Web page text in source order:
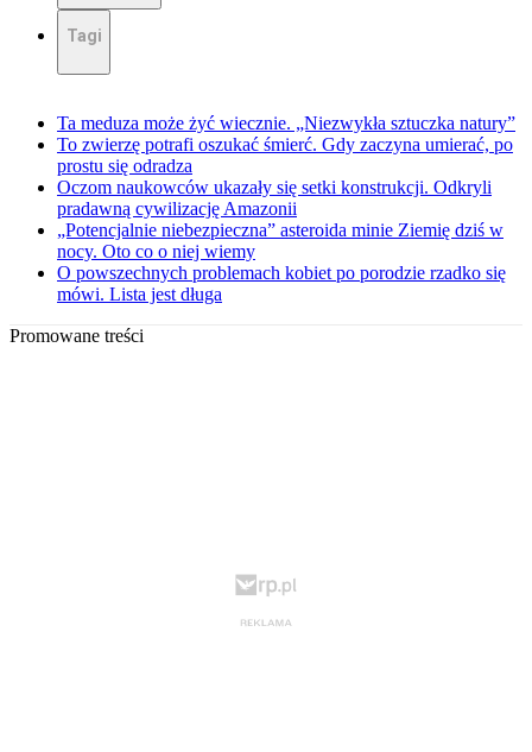
Tagi
Ta meduza może żyć wiecznie. „Niezwykła sztuczka natury”
To zwierzę potrafi oszukać śmierć. Gdy zaczyna umierać, po
prostu się odradza
Oczom naukowców ukazały się setki konstrukcji. Odkryli
pradawną cywilizację Amazonii
„Potencjalnie niebezpieczna” asteroida minie Ziemię dziś w
nocy. Oto co o niej wiemy
O powszechnych problemach kobiet po porodzie rzadko się
mówi. Lista jest długa
Promowane treści